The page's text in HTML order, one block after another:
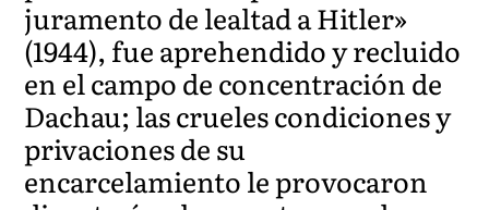
juramento de lealtad a Hitler»
(1944), fue aprehendido y recluido
en el campo de concentración de
Dachau; las crueles condiciones y
privaciones de su
encarcelamiento le provocaron